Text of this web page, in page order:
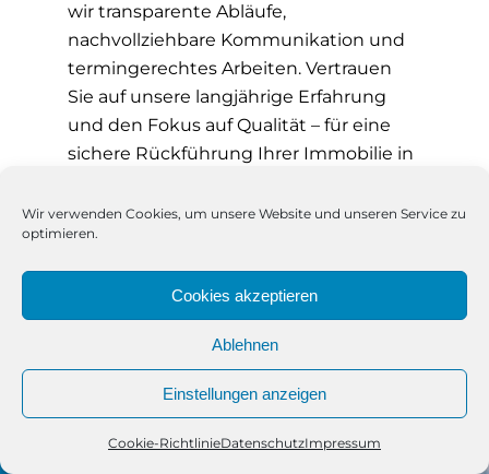
Wir verwenden Cookies, um unsere Website und unseren Service zu
optimieren.
Cookies akzeptieren
Ablehnen
Einstellungen anzeigen
Cookie-RichtlinieDatenschutzImpressum
wir transparente Abläufe,
nachvollziehbare Kommunikation und
termingerechtes Arbeiten. Vertrauen
Sie auf unsere langjährige Erfahrung
und den Fokus auf Qualität – für eine
sichere Rückführung Ihrer Immobilie in
Zustand.
oder ein gewerblich genutztes
Gebäudedach geht: Die professionelle
Flachdachtrocknung Besigheimdurch
unser erfahrenes Team sorgt dafür, dass
Feuchtigkeit keine Chance hat – und
Sie langfristig geschützt bleiben.
Telefon Kontakt WhatsApp